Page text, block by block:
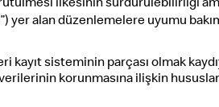
ilkesinin sürdürülebilirliği
”) yer alan düzenlemelere uyumu
kayıt sisteminin parçası olmak
korunmasına ilişkin